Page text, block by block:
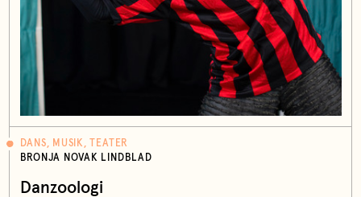
DANS, MUSIK, TEATER
BRONJA NOVAK LINDBLAD
Danzoologi